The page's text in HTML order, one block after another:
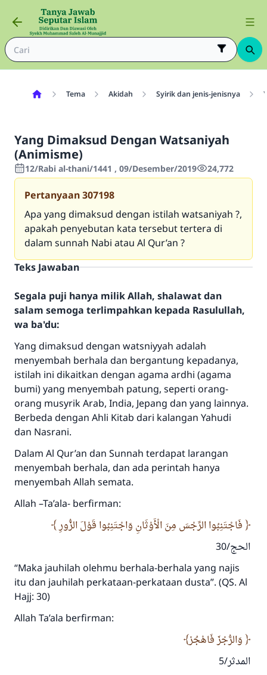
Tema Akidah Syirik dan jenis-jenisnya
Yang Dimaksud Dengan Watsaniyah
(Animisme)
12/Rabi al-thani/1441 , 09/Desember/2019 24,772
Pertanyaan307198
Apa yang dimaksud dengan istilah watsaniyah ?,
apakah penyebutan kata tersebut tertera di
dalam sunnah Nabi atau Al Qur’an ?
Teks Jawaban
Segala puji hanya milik Allah, shalawat dan
salam semoga terlimpahkan kepada Rasulullah,
wa ba'du:
Yang dimaksud dengan watsniyyah adalah
menyembah berhala dan bergantung kepadanya,
istilah ini dikaitkan dengan agama ardhi (agama
bumi) yang menyembah patung, seperti orang-
orang musyrik Arab, India, Jepang dan yang lainnya.
Berbeda dengan Ahli Kitab dari kalangan Yahudi
dan Nasrani.
Dalam Al Qur’an dan Sunnah terdapat larangan
menyembah berhala, dan ada perintah hanya
menyembah Allah semata.
Allah –Ta’ala- berfirman:
فَاجْتَنِبُوا الرِّجْسَ مِنَ الْأَوْثَانِ وَاجْتَنِبُوا قَوْلَ الزُّورِ
الحج/30
“Maka jauhilah olehmu berhala-berhala yang najis
itu dan jauhilah perkataan-perkataan dusta”. (QS. Al
Hajj: 30)
Allah Ta’ala berfirman:
وَالرُّجْزَ فَاهْجُرْ
المدثر/5